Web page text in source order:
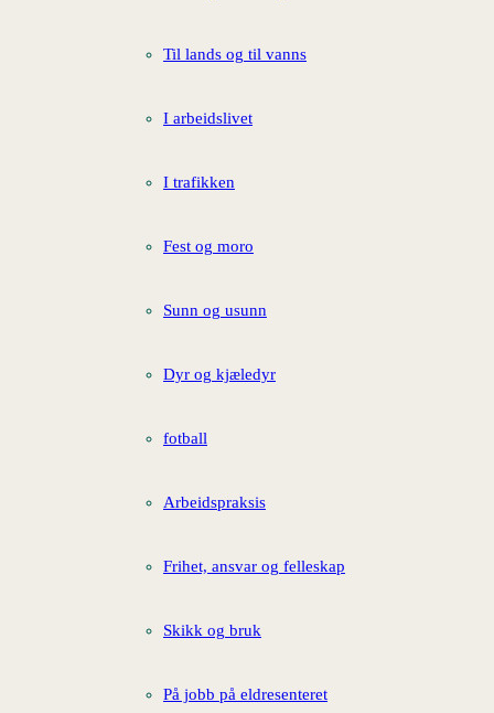
Til lands og til vanns
I arbeidslivet
I trafikken
Fest og moro
Sunn og usunn
Dyr og kjæledyr
fotball
Arbeidspraksis
Frihet, ansvar og felleskap
Skikk og bruk
På jobb på eldresenteret